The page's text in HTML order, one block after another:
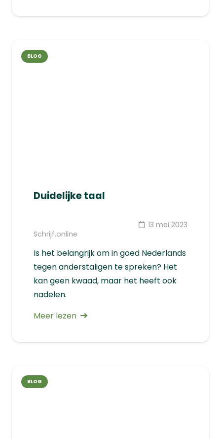
BLOG
Duidelijke taal
Schrijf.online
13 mei 2023
Is het belangrijk om in goed Nederlands
tegen anderstaligen te spreken? Het
kan geen kwaad, maar het heeft ook
nadelen.
Meer lezen
BLOG